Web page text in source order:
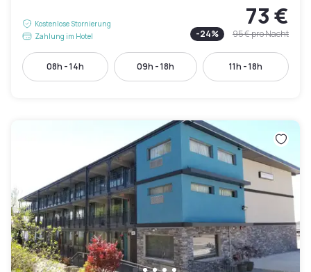
Kostenlose Stornierung
Zahlung im Hotel
73 €
-24% 95 €pro Nacht
08h - 14h 09h - 18h 11h - 18h